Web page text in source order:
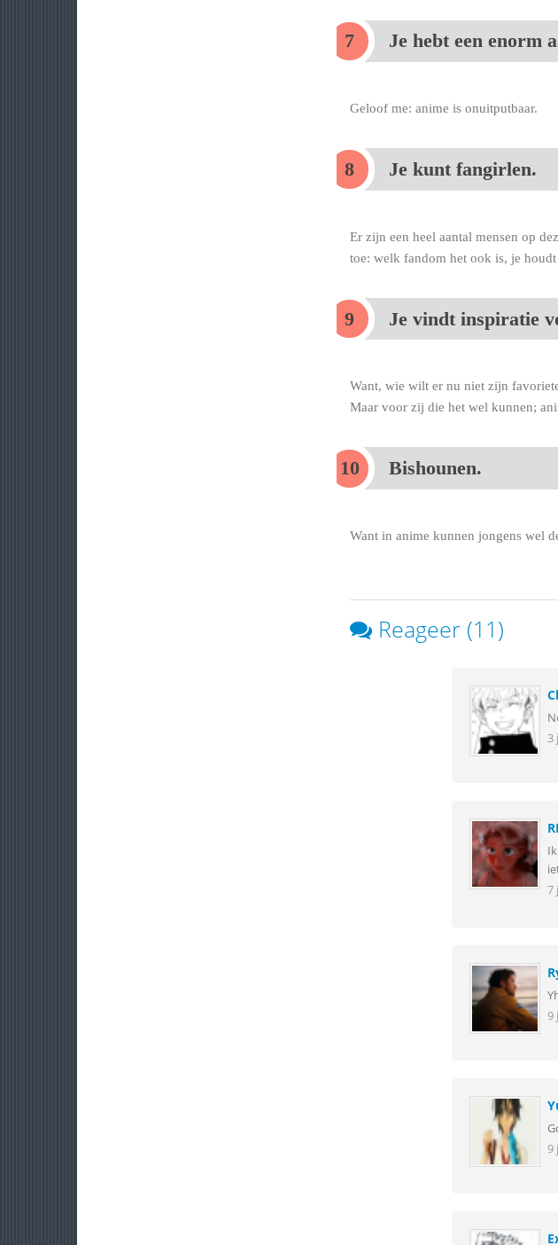
Je hebt een enorm
Geloof me: anime is onuitputbaar.
Je kunt fangirlen.
Er zijn een heel aantal mensen op
toe: welk fandom het ook is, je
Je vindt inspiratie
Want, wie wilt er nu niet zijn
Maar voor zij die het wel kunnen;
Bishounen.
Want in anime kunnen jongens wel
Reageer (11)
3
7
9
9